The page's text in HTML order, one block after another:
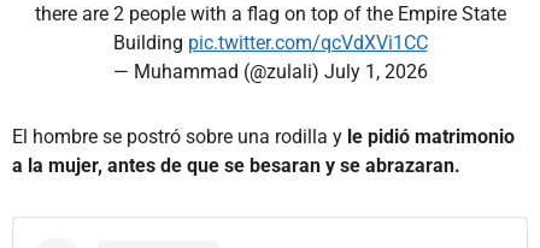
there are 2 people with a flag on top of the Empire State
Building pic.twitter.com/qcVdXVi1CC
— Muhammad (@zulali) July 1, 2026
El hombre se postró sobre una rodilla y le pidió matrimonio
a la mujer, antes de que se besaran y se abrazaran.